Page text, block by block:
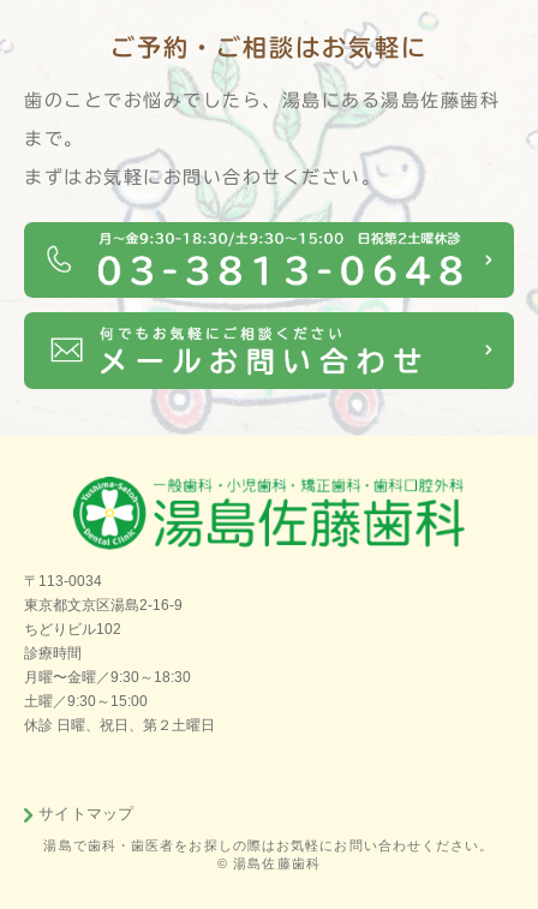
ご予約・ご相談は お気軽に
歯のことでお悩みでしたら、湯島にある湯島佐藤歯科
まで。
まずはお気軽にお問い合わせください。
〒113-0034
東京都文京区湯島2-16-9
ちどりビル102
診療時間
月曜〜金曜／9:30～18:30
土曜／9:30～15:00
休診 日曜、祝日、第２土曜日
サイトマップ
湯島で歯科・歯医者をお探しの際はお気軽にお問い合わせください。
© 湯島佐藤歯科